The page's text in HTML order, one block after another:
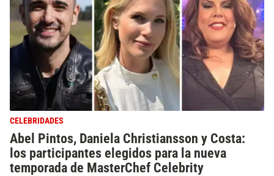
CELEBRIDADES
Abel Pintos, Daniela Christiansson y Costa:
los participantes elegidos para la nueva
temporada de MasterChef Celebrity